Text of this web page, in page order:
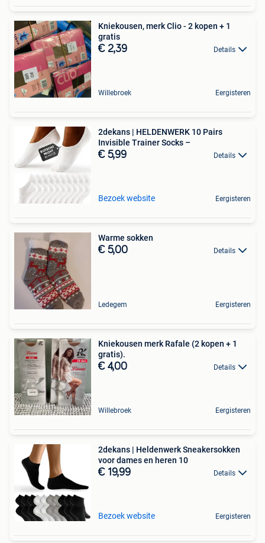
Kniekousen, merk Clio - 2 kopen + 1
gratis
€ 2,39 Details
Willebroek Eergisteren
2dekans | HELDENWERK 10 Pairs
Invisible Trainer Socks –
€ 5,99 Details
Bezoek website Eergisteren
Warme sokken
€ 5,00 Details
Ledegem Eergisteren
Kniekousen merk Rafale (2 kopen + 1
gratis).
€ 4,00 Details
Willebroek Eergisteren
2dekans | Heldenwerk Sneakersokken
voor dames en heren 10
€ 19,99 Details
Bezoek website Eergisteren